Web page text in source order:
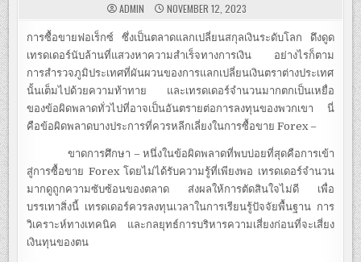
ADMIN NOVEMBER 12, 2023
การซื้อขายฟอเร็กซ์ ซึ่งเป็นตลาดแลกเปลี่ยนสกุลเงินระดับโลก ดึงดูด
เทรดเดอร์นับล้านที่แสวงหาความสำเร็จทางการเงิน อย่างไรก็ตาม
การสำรวจภูมิประเทศที่ผันผวนของการแลกเปลี่ยนเงินตราต่างประเทศ
นั้นเต็มไปด้วยความท้าทาย และเทรดเดอร์จำนวนมากตกเป็นเหยื่อ
ของข้อผิดพลาดทั่วไปที่อาจเป็นอันตรายต่อการลงทุนของพวกเขา นี่
คือข้อผิดพลาดบางประการที่ควรหลีกเลี่ยงในการซื้อขาย Forex –
ขาดการศึกษา – หนึ่งในข้อผิดพลาดที่พบบ่อยที่สุดคือการเข้า
สู่การซื้อขาย Forex โดยไม่ได้รับความรู้ที่เพียงพอ เทรดเดอร์จำนวน
มากดูถูกความซับซ้อนของตลาด ส่งผลให้การตัดสินใจไม่ดี เพื่อ
บรรเทาสิ่งนี้ เทรดเดอร์ควรลงทุนเวลาในการเรียนรู้ปัจจัยพื้นฐาน การ
วิเคราะห์ทางเทคนิค และกลยุทธ์การบริหารความเสี่ยงก่อนที่จะเสี่ยง
เงินทุนของตน